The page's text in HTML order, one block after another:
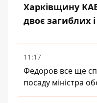
Харківщину
двоє загиблих
11:17
Федоров все ще
посаду міністра